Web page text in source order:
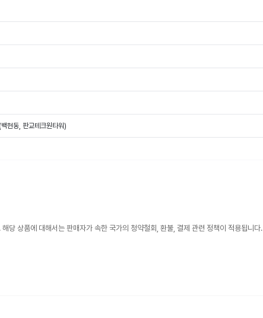
현동, 판교테크원타워)
당 상품에 대해서는 판매자가 속한 국가의 청약철회, 환불, 결제 관련 정책이 적용됩니다.